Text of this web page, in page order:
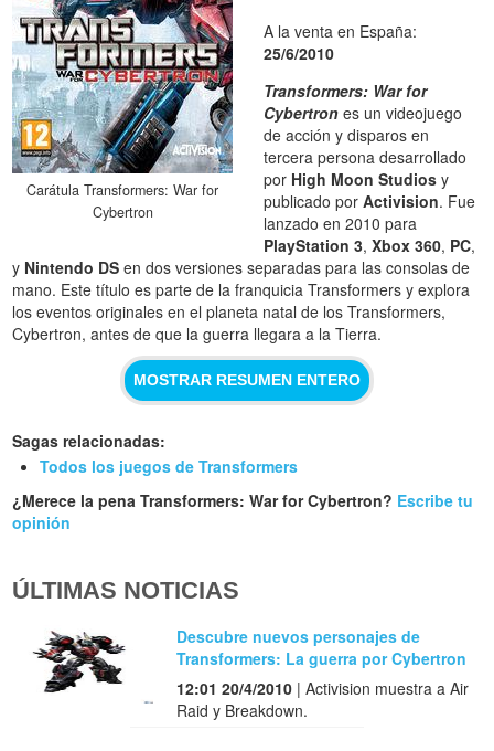
Carátula Transformers: War for
Cybertron
A la venta en España:
25/6/2010
Transformers: War for
Cybertron es un videojuego
de acción y disparos en
tercera persona desarrollado
por High Moon Studios y
publicado porActivision. Fue
lanzado en 2010 para
PlayStation 3,Xbox 360, PC,
y Nintendo DS en dos versiones separadas para las consolas de
mano. Este título es parte de la franquicia Transformers y explora
los eventos originales en el planeta natal de los Transformers,
Cybertron, antes de que la guerra llegara a la Tierra.
MOSTRAR RESUMEN ENTERO
Sagas relacionadas:
Todos los juegos de Transformers
¿Merece la pena Transformers: War for Cybertron? Escribe tu
opinión
ÚLTIMAS NOTICIAS
Descubre nuevos personajes de
Transformers: La guerra por Cybertron
12:01 20/4/2010 | Activision muestra a Air
Raid y Breakdown.